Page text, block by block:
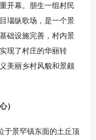
开幕。朋生一组村民
瑙纵歌场，是一个景
础设施完善，村内景
现了村庄的华丽转
美丽乡村风貌和景颇
）
景罕镇东面的土丘顶